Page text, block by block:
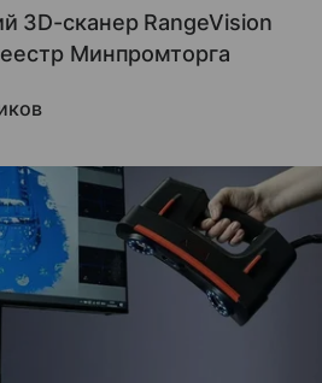
3D-сканер RangeVision
Минпромторга